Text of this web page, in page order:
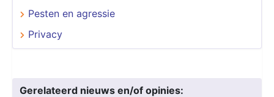
Pesten en agressie
Privacy
Gerelateerd nieuws en/of opinies: